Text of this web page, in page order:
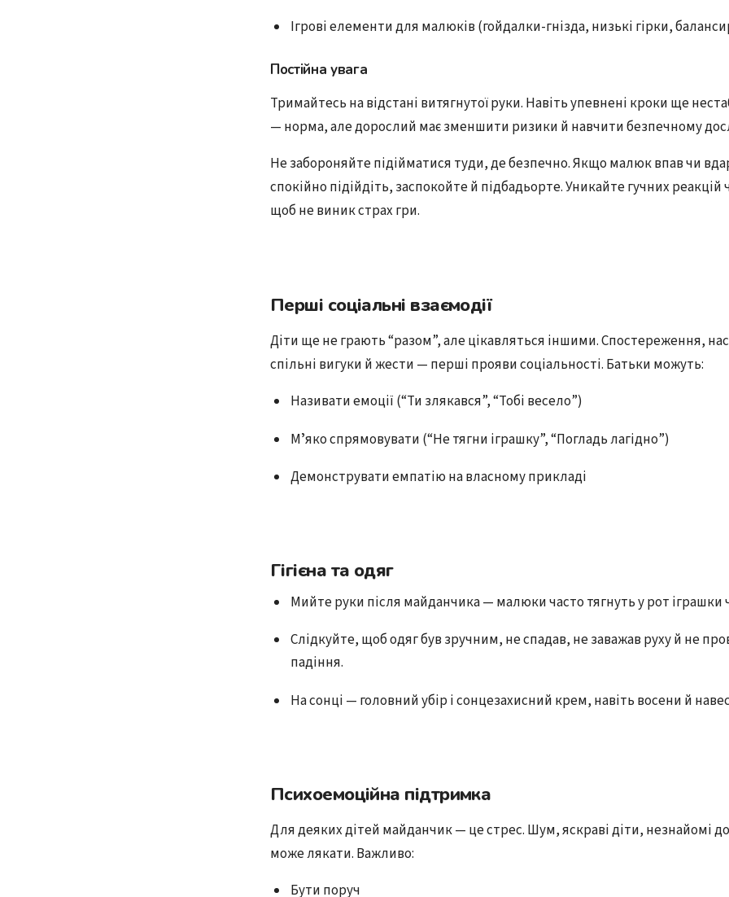
Ігрові елементи для малюків (гойдалки-гнізда, низькі гірки,
Постійна увага
Тримайтесь на відстані витягнутої руки. Навіть упевнені кроки ще
— норма, але дорослий має зменшити ризики й навчити безпечному
Не забороняйте підійматися туди, де безпечно. Якщо малюк впав чи
спокійно підійдіть, заспокойте й підбадьорте. Уникайте гучних реакцій
щоб не виник страх гри.
Перші соціальні взаємодії
Діти ще не грають “разом”, але цікавляться іншими. Спостереження,
спільні вигуки й жести — перші прояви соціальності. Батьки можуть:
Називати емоції (“Ти злякався”, “Тобі весело”)
Мʼяко спрямовувати (“Не тягни іграшку”, “Погладь лагідно”)
Демонструвати емпатію на власному прикладі
Гігієна та одяг
Мийте руки після майданчика — малюки часто тягнуть у рот іграшки
Слідкуйте, щоб одяг був зручним, не спадав, не заважав руху й не
падіння.
На сонці — головний убір і сонцезахисний крем, навіть восени й
Психоемоційна підтримка
Для деяких дітей майданчик — це стрес. Шум, яскраві діти, незнайомі
може лякати. Важливо:
Бути поруч